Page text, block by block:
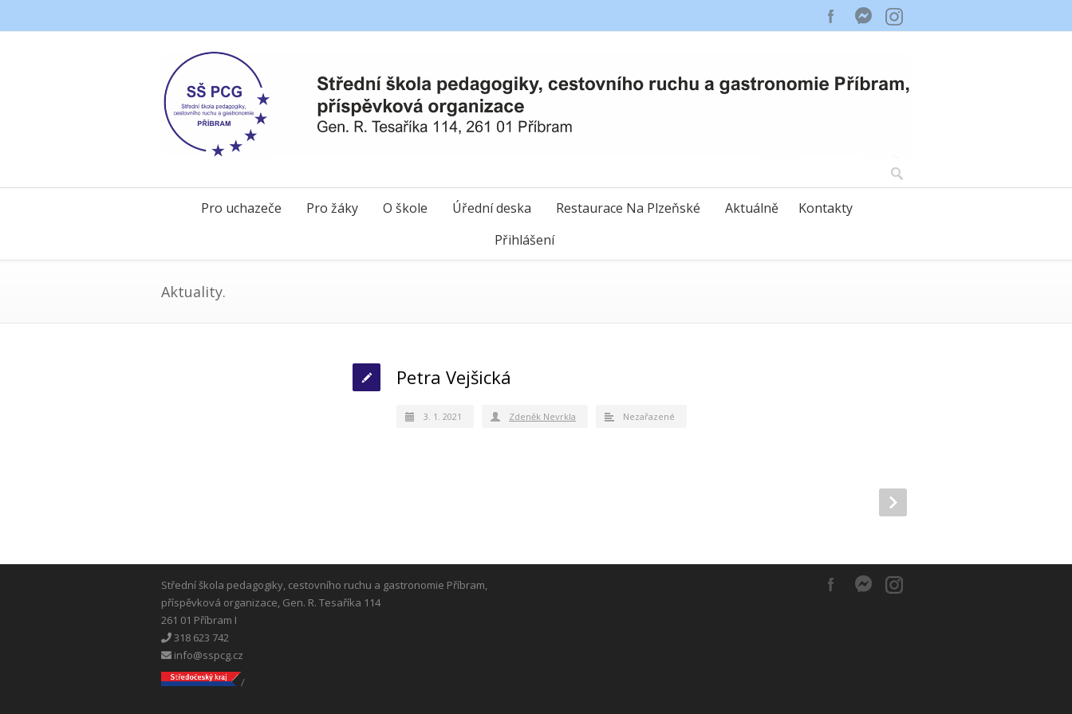
Pro uchazeče Pro žáky O škole Úřední deska Restaurace Na Plzeňské Aktuálně
Kontakty
Přihlášení
Aktuality.
Petra Vejšická
3. 1. 2021 Zdeněk Nevrkla Nezařazené
Střední škola pedagogiky, cestovního ruchu a gastronomie Příbram,
příspěvková organizace, Gen. R. Tesaříka 114
261 01 Příbram I
318 623 742
info@sspcg.cz
/